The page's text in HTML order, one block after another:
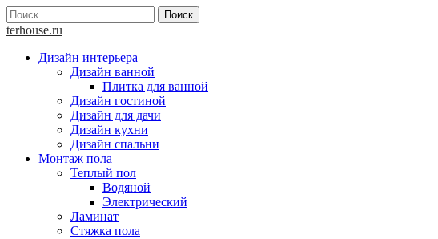
Skip
to
Найти:
terhouse.ru
Дизайн интерьера
Дизайн ванной
Плитка для ванной
Дизайн гостиной
Дизайн для дачи
Дизайн кухни
Дизайн спальни
Монтаж пола
Теплый пол
Водяной
Электрический
Ламинат
Стяжка пола